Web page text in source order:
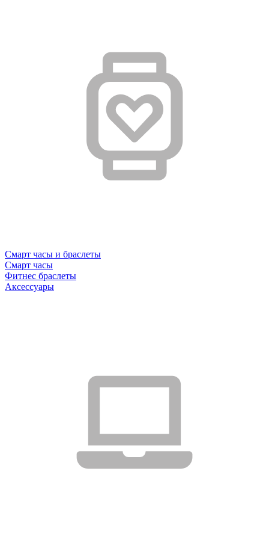
Смарт часы и браслеты
Смарт часы
Фитнес браслеты
Аксессуары